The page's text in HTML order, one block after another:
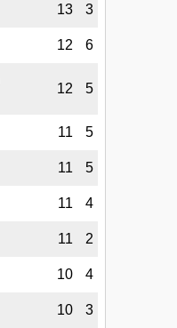
13 3
12 6
12 5
11 5
11 5
11 4
11 2
10 4
10 3